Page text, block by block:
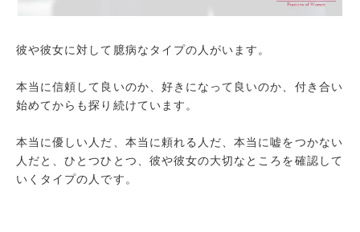
彼や彼女に対して臆病なタイプの人がいます。
本当に信頼して良いのか、好きになって良いのか、付き合い
始めてからも探り続けています。
本当に優しい人だ、本当に頼れる人だ、本当に嘘をつかない
人だと、ひとつひとつ、彼や彼女の大切なところを確認して
いくタイプの人です。